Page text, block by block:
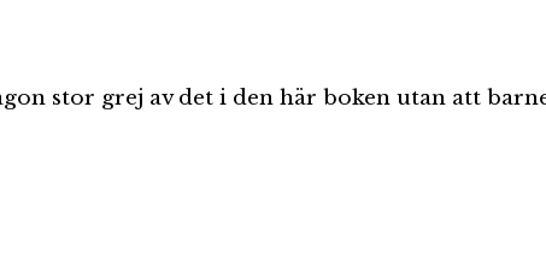
stor grej av det i den här boken utan att